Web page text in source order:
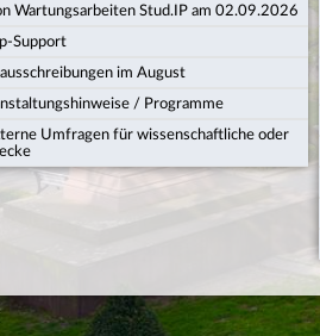
Wartungsarbeiten Stud.IP am 02.09.2026
Support
im August
/ Programme
Umfragen für wissenschaftliche oder